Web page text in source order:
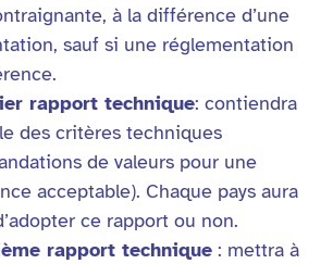
à la différence d’une
sauf si une réglementation
rapport technique: contiendra
des critères techniques
de valeurs pour une
acceptable). Chaque pays aura
ce rapport ou non.
rapport technique : mettra à